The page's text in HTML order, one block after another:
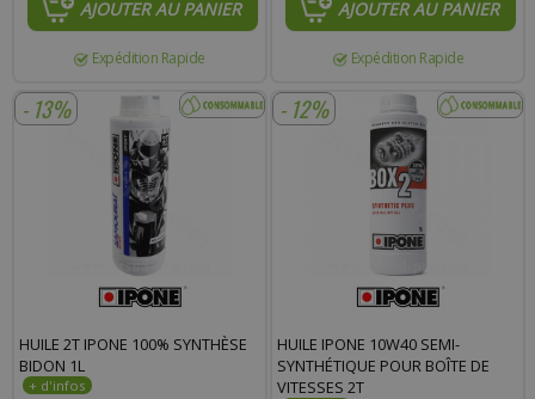
AJOUTER AU PANIER
Expédition Rapide
AJOUTER AU PANIER
Expédition Rapide
- 13%
HUILE 2T IPONE 100% SYNTHÈSE
BIDON 1L
- 12%
HUILE IPONE 10W40 SEMI-
SYNTHÉTIQUE POUR BOÎTE DE
VITESSES 2T